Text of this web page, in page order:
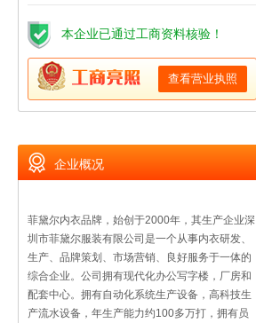
本企业已通过工商资料核验！
查看营业执照
企业概况
菲黛尔内衣品牌，始创于2000年，其生产企业深
圳市菲黛尔服装有限公司是一个从事内衣研发、
生产、品牌策划、市场营销、良好服务于一体的
综合企业。公司拥有现代化办公写字楼，厂房和
配套中心。拥有自动化系统生产设备，高科技生
产流水设备，年生产能力约100多万打，拥有员